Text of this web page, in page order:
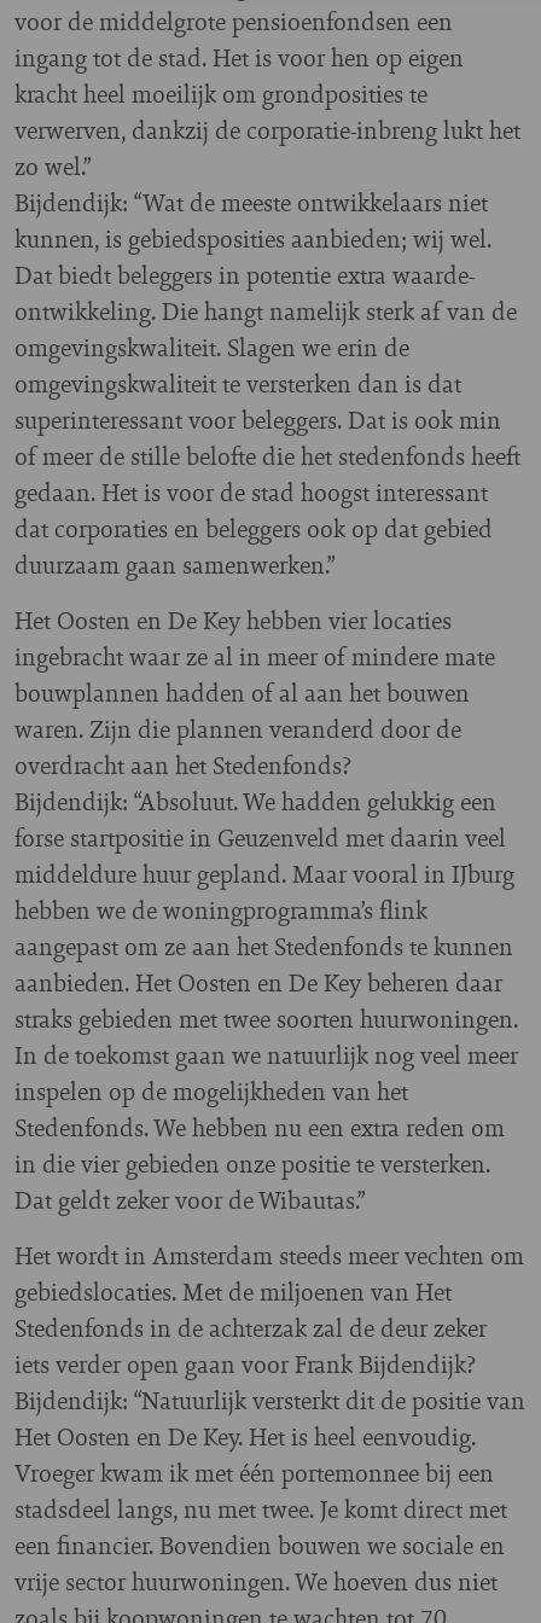
voor de middelgrote pensioenfondsen een
ingang tot de stad. Het is voor hen op eigen
kracht heel moeilijk om grondposities te
verwerven, dankzij de corporatie-inbreng lukt het
zo wel.”
Bijdendijk: “Wat de meeste ontwikkelaars niet
kunnen, is gebiedsposities aanbieden; wij wel.
Dat biedt beleggers in potentie extra waarde-
ontwikkeling. Die hangt namelijk sterk af van de
omgevingskwaliteit. Slagen we erin de
omgevingskwaliteit te versterken dan is dat
superinteressant voor beleggers. Dat is ook min
of meer de stille belofte die het stedenfonds heeft
gedaan. Het is voor de stad hoogst interessant
dat corporaties en beleggers ook op dat gebied
duurzaam gaan samenwerken.”
Het Oosten en De Key hebben vier locaties
ingebracht waar ze al in meer of mindere mate
bouwplannen hadden of al aan het bouwen
waren. Zijn die plannen veranderd door de
overdracht aan het Stedenfonds?
Bijdendijk: “Absoluut. We hadden gelukkig een
forse startpositie in Geuzenveld met daarin veel
middeldure huur gepland. Maar vooral in IJburg
hebben we de woningprogramma’s flink
aangepast om ze aan het Stedenfonds te kunnen
aanbieden. Het Oosten en De Key beheren daar
straks gebieden met twee soorten huurwoningen.
In de toekomst gaan we natuurlijk nog veel meer
inspelen op de mogelijkheden van het
Stedenfonds. We hebben nu een extra reden om
in die vier gebieden onze positie te versterken.
Dat geldt zeker voor de Wibautas.”
Het wordt in Amsterdam steeds meer vechten om
gebiedslocaties. Met de miljoenen van Het
Stedenfonds in de achterzak zal de deur zeker
iets verder open gaan voor Frank Bijdendijk?
Bijdendijk: “Natuurlijk versterkt dit de positie van
Het Oosten en De Key. Het is heel eenvoudig.
Vroeger kwam ik met één portemonnee bij een
stadsdeel langs, nu met twee. Je komt direct met
een financier. Bovendien bouwen we sociale en
vrije sector huurwoningen. We hoeven dus niet